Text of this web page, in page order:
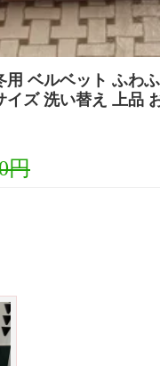
ベルベット ふわ
イズ 洗い替え 上品
円